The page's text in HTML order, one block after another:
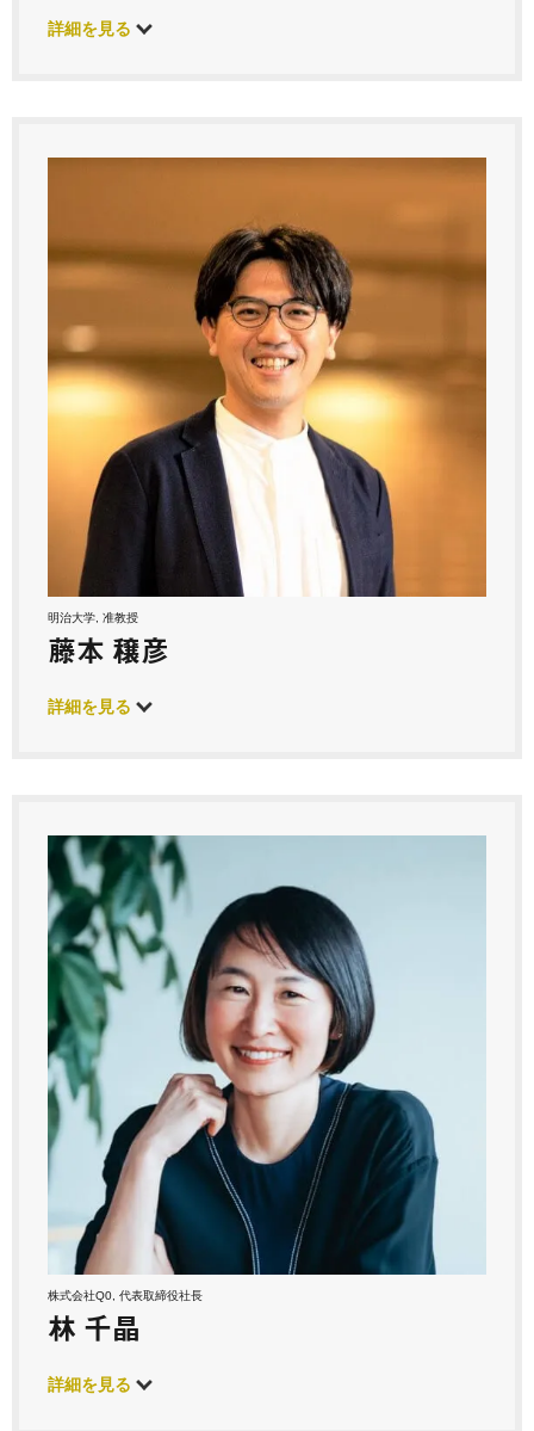
詳細を見る
明治大学, 准教授
藤本 穣彦
詳細を見る
株式会社Q0, 代表取締役社長
林 千晶
詳細を見る